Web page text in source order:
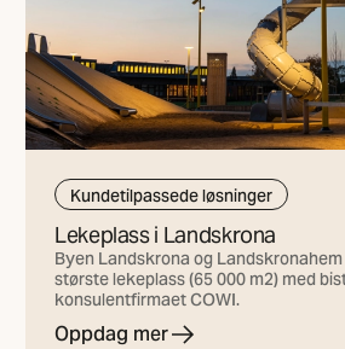
Kundetilpassede løsninger
Lekeplass i Landskrona
Byen Landskrona og
største lekeplass (65 000 m2) med
konsulentfirmaet COWI.
Oppdag mer